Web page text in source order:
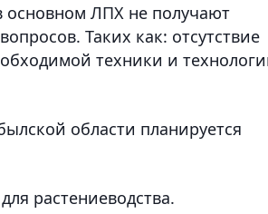
основном ЛПХ не получают
Таких как: отсутствие
техники и
области планируется
растениеводства.